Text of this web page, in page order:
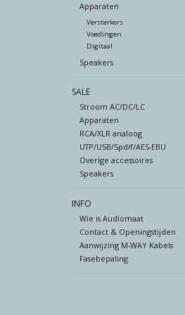
Apparaten
Versterkers
Voedingen
Digitaal
Speakers
SALE
Stroom AC/DC/LC
Apparaten
RCA/XLR analoog
UTP/USB/Spdif/AES-EBU
Overige accessoires
Speakers
INFO
Wie is Audiomaat
Contact & Openingstijden
Aanwijzing M-WAY Kabels
Fasebepaling